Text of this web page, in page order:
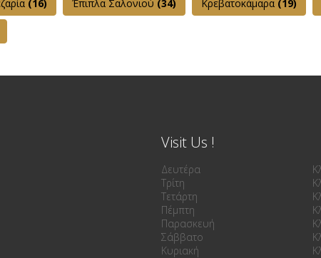
(16) Έπιπλα Σαλονιού (34) Κρεβατοκάμαρα (19)
Visit Us !
Δευτέρα
Τρίτη
Τετάρτη
Πέμπτη
Παρασκευή
Σάββατο
Κυριακή